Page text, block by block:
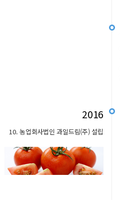
2016
10. 농업회사법인 과일드림(주) 설립